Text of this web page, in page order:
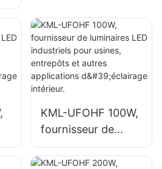
W pour espaces
intérieurs tels que
bâtiments d'usines
et entrepôts.
KML-UFOHF 100W,
fournisseur de
luminaires LED
industriels pour